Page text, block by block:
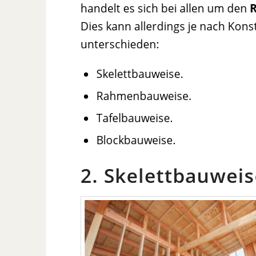
handelt es sich bei allen um den
Dies kann allerdings je nach
unterschieden:
Skelettbauweise.
Rahmenbauweise.
Tafelbauweise.
Blockbauweise.
2.